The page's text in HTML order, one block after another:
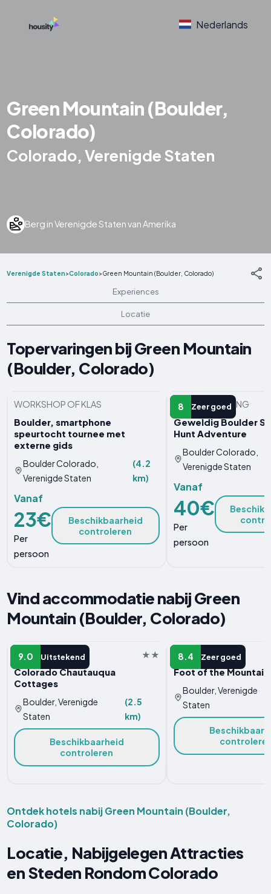
Nederlands
Green Mountain (Boulder,
Colorado)
Colorado, Verenigde Staten
Berg in Verenigde Staten van Amerika
Verenigde Staten>Colorado>Green Mountain (Boulder, Colorado)
Experiences
Locatie
Topervaringen bij Green Mountain
(Boulder, Colorado)
WORKSHOP OF KLAS
Boulder, smartphone
speurtocht tournee met
externe gids
Boulder Colorado,
Verenigde Staten
(4.2
km)
Vanaf
23€
Per
persoon
Beschikbaarheid
controleren
8 Zeer goed
ANDERE ERVARING
Geweldig Boulder
Hunt Adventure
Boulder Colorado,
Verenigde Staten
Vanaf
40€
Per
persoon
Vind accommodatie nabij Green
Mountain (Boulder, Colorado)
9.0 Uitstekend
HOTEL
Colorado Chautauqua
Cottages
Boulder, Verenigde
Staten
(2.5
km)
Beschikbaarheid
controleren
8.4 Zeer goed
MOTEL
Foot of the
Boulder, Verenigde
Staten
Ontdek hotels nabij Green Mountain (Boulder,
Colorado)
Locatie, Nabijgelegen Attracties
en Steden Rondom Colorado